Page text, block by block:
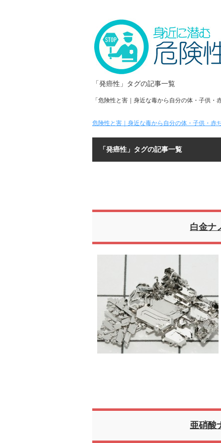
「発癌性」タグの記事一覧
「危険性と害｜身近な毒から自分の体・子供
危険性と害｜身近な毒から自分の体・子供・赤
「発癌性」タグの記事一覧
白金ナ
亜硝酸